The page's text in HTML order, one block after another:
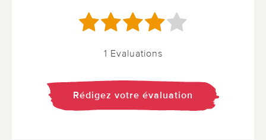
1 Evaluations
Rédigez votre évaluation